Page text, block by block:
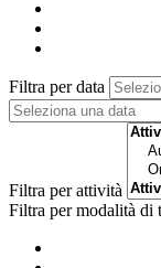
Filtra per data
Filtra per attività
Filtra per modalità di